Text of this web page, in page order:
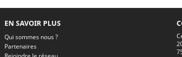
EN SAVOIR PLUS
Qui sommes nous ?
Partenaires